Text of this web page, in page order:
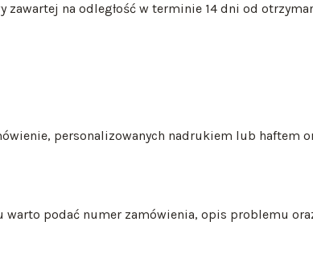
na odległość w terminie 14 dni od
personalizowanych nadrukiem lub haftem
warto podać numer zamówienia, opis problemu